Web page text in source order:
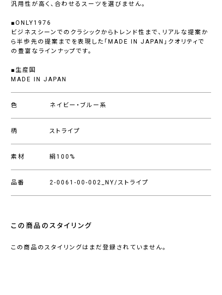
汎用性が高く、合わせるスーツを選びません。
■ONLY1976
ビジネスシーンでのクラシックからトレンド性まで、リアルな提案か
ら半歩先の提案までを表現した「MADE IN JAPAN」クオリティで
の豊富なラインナップです。
■生産国
MADE IN JAPAN
色 ネイビー・ブルー系
柄 ストライプ
素材 絹100%
品番 2-0061-00-002_NY/ストライプ
この商品のスタイリング
この商品のスタイリングはまだ登録されていません。